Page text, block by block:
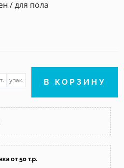
/ для пола
упак. В КОРЗИНУ
от 50 т.р.